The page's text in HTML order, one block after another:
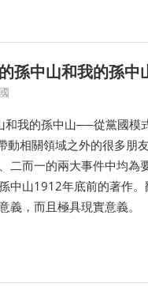
孫中山和我的孫中
和我的孫中山──從黨國
相關領域之外的很多朋
二而一的兩大事件中均
中山1912年底前的著作
義，而且極具現實意義。